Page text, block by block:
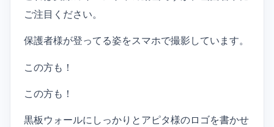
ご注目ください。
保護者様が登ってる姿をスマホで撮影しています。
この方も！
この方も！
黒板ウォールにしっかりとアピタ様のロゴを書かせ